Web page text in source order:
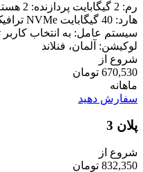
سیستم عامل: به انتخاب
لوکیشن: آلمان، فنلاند
شروع از
670,530 تومان
ماهانه
سفارش دهید
پلان 3
شروع از
832,350 تومان